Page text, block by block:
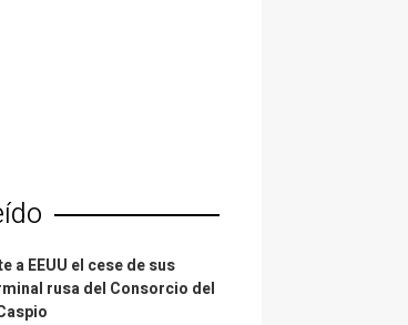
a EEUU el cese de sus
rusa del Consorcio del